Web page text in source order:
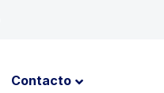
Contacto